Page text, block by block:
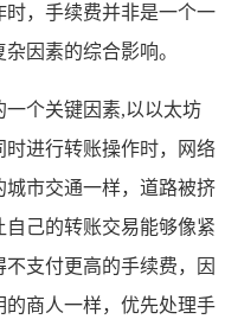
时，手续费并非是一个一
因素的综合影响。
个关键因素,以以太坊
时进行转账操作时，网络
市交通一样，道路被挤
己的转账交易能够像紧
支付更高的手续费，因
商人一样，优先处理手